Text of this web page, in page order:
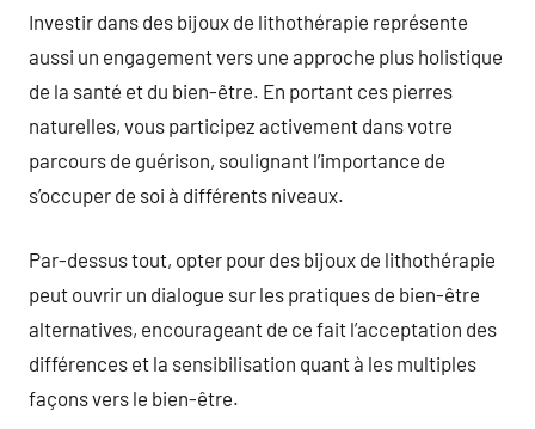
Investir dans des bijoux de lithothérapie représente
aussi un engagement vers une approche plus holistique
de la santé et du bien-être. En portant ces pierres
naturelles, vous participez activement dans votre
parcours de guérison, soulignant l’importance de
s’occuper de soi à différents niveaux.
Par-dessus tout, opter pour des bijoux de lithothérapie
peut ouvrir un dialogue sur les pratiques de bien-être
alternatives, encourageant de ce fait l’acceptation des
différences et la sensibilisation quant à les multiples
façons vers le bien-être.